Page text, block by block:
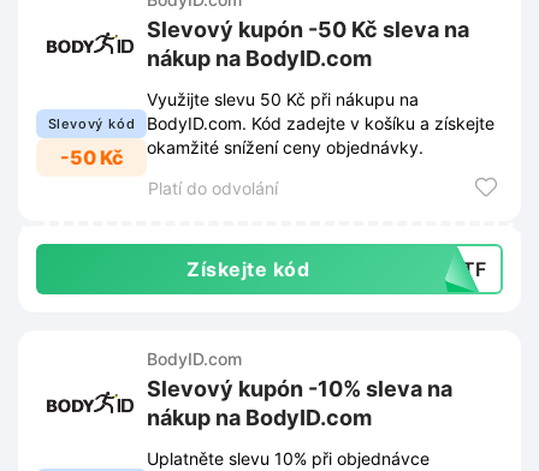
Slevový kód
-50 Kč
Slevový kupón -50 Kč sleva na
nákup na BodyID.com
Využijte slevu 50 Kč při nákupu na
BodyID.com. Kód zadejte v košíku a získejte
okamžité snížení ceny objednávky.
Platí do odvolání
Získejte kód 0XTF
BodyID.com
Slevový kupón -10% sleva na
nákup na BodyID.com
Uplatněte slevu 10% při objednávce